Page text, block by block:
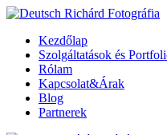
Kezdőlap
Szolgáltatások és
Rólam
Kapcsolat&Árak
Blog
Partnerek